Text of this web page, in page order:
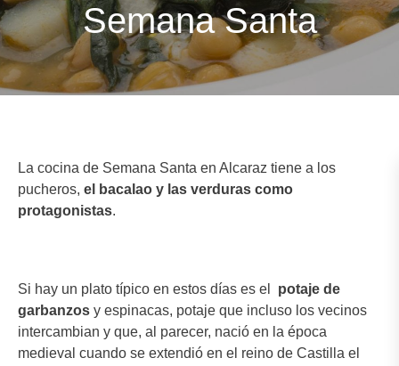
Semana Santa
La cocina de Semana Santa en Alcaraz tiene a los
pucheros, el bacalao y las verduras como
protagonistas.
Si hay un plato típico en estos días es el potaje de
garbanzos y espinacas, potaje que incluso los vecinos
intercambian y que, al parecer, nació en la época
medieval cuando se extendió en el reino de Castilla el